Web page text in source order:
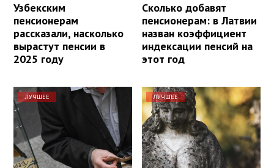
Узбекским
пенсионерам
рассказали, насколько
вырастут пенсии в
2025 году
Сколько добавят
пенсионерам: в Латвии
назван коэффициент
индексации пенсий на
этот год
ЛУЧШЕЕ ЛУЧШЕЕ